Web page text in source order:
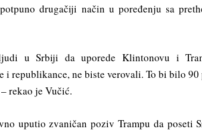
drugačiji način u poređenju sa
u Srbiji da uporede Klintonovu i
republikance, ne biste verovali. To bi bilo 90
rekao je Vučić.
uputio zvaničan poziv Trampu da poseti